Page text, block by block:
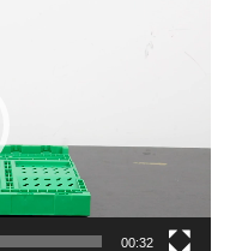
00:32